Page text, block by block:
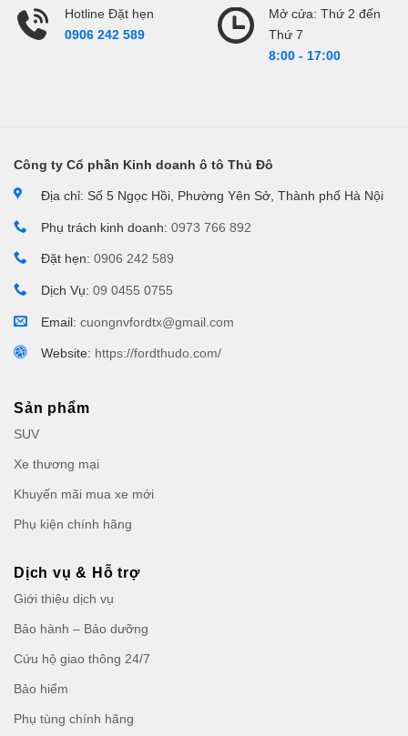
Hotline Đặt hẹn
0906 242 589
Mở cửa: Thứ 2 đến
Thứ 7
8:00 - 17:00
Công ty Cổ phần Kinh doanh ô tô Thủ Đô
Địa chỉ: Số 5 Ngọc Hồi, Phường Yên Sở, Thành phố Hà Nội
Phụ trách kinh doanh: 0973 766 892
Đặt hẹn: 0906 242 589
Dịch Vụ: 09 0455 0755
Email: cuongnvfordtx@gmail.com
Website: https://fordthudo.com/
Sản phẩm
SUV
Xe thương mại
Khuyến mãi mua xe mới
Phụ kiện chính hãng
Dịch vụ & Hỗ trợ
Giới thiệu dịch vụ
Bảo hành – Bảo dưỡng
Cứu hộ giao thông 24/7
Bảo hiểm
Phụ tùng chính hãng